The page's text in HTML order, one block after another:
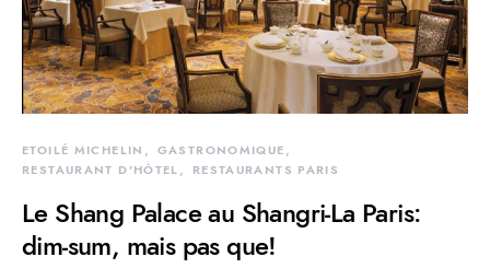
ETOILÉ MICHELIN
GASTRONOMIQUE
RESTAURANT D'HÔTEL
RESTAURANTS PARIS
Le Shang Palace au Shangri-La Paris:
dim-sum, mais pas que!